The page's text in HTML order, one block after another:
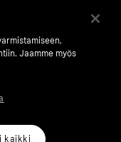
Jaamme myös
kaikki